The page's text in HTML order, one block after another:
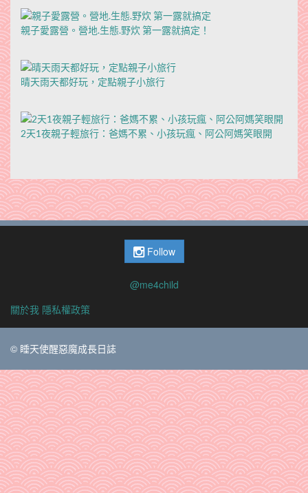
親子愛露營。營地.生態.野炊 第一露就搞定！
晴天雨天都好玩，定點親子小旅行
2天1夜親子輕旅行：爸媽不累、小孩玩瘋、阿公阿媽笑眼開
Follow
@me4child
關於我 隱私權政策
© 睡天使醒惡魔成長日誌